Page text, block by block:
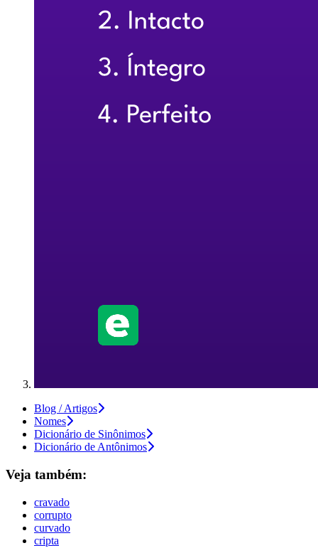
Blog / Artigos
Nomes
Dicionário de Sinônimos
Dicionário de Antônimos
Veja também:
cravado
corrupto
curvado
cripta